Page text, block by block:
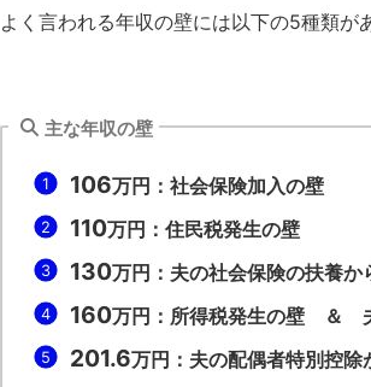
よく言われる年収の壁には以下の5種類が
主な年収の壁
106万円：社会保険加入の壁
110万円：住民税発生の壁
130万円：夫の社会保険の扶養か
160万円：所得税発生の壁 ＆
201.6万円：夫の配偶者特別控除